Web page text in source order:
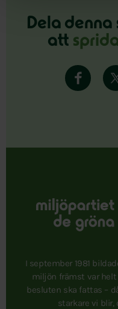
Dela denna
att
I september 1981
miljön främst var helt
besluten ska fattas –
starkare vi